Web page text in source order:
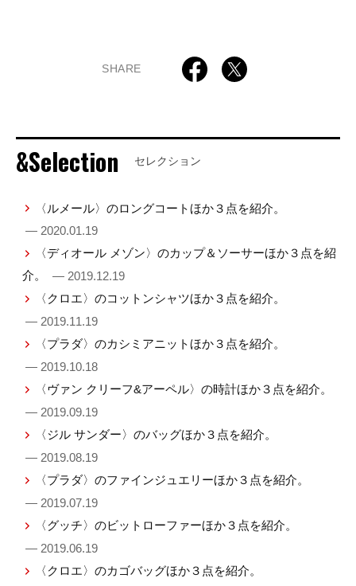
SHARE
&Selection セレクション
〈ルメール〉のロングコートほか３点を紹介。
— 2020.01.19
〈ディオール メゾン〉のカップ＆ソーサーほか３点を紹
介。
— 2019.12.19
〈クロエ〉のコットンシャツほか３点を紹介。
— 2019.11.19
〈プラダ〉のカシミアニットほか３点を紹介。
— 2019.10.18
〈ヴァン クリーフ&アーペル〉の時計ほか３点を紹介。
— 2019.09.19
〈ジル サンダー〉のバッグほか３点を紹介。
— 2019.08.19
〈プラダ〉のファインジュエリーほか３点を紹介。
— 2019.07.19
〈グッチ〉のビットローファーほか３点を紹介。
— 2019.06.19
〈クロエ〉のカゴバッグほか３点を紹介。